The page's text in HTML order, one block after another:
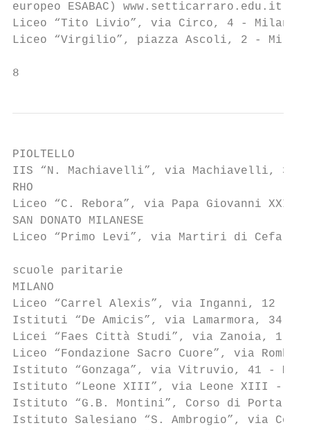
europeo ESABAC) www.setticarraro.edu.it
Liceo “Tito Livio”, via Circo, 4 -
Liceo “Virgilio”, piazza Ascoli, 2 -
8
PIOLTELLO
IIS “N. Machiavelli”, via Machiavelli, 3
RHO
Liceo “C. Rebora”, via Papa Giovanni
SAN DONATO MILANESE
Liceo “Primo Levi”, via Martiri di
scuole paritarie
MILANO
Liceo “Carrel Alexis”, via Inganni, 12 -
Istituti “De Amicis”, via Lamarmora, 34 -
Licei “Faes Città Studi”, via Zanoia, 1 -
Liceo “Fondazione Sacro Cuore”, via
Istituto “Gonzaga”, via Vitruvio, 41 -
Istituto “Leone XIII”, via Leone XIII -
Istituto “G.B. Montini”, Corso di Porta
Istituto Salesiano “S. Ambrogio”, via